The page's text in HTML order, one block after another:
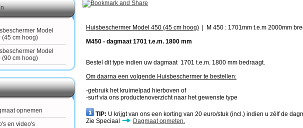
Model
(45 cm hoog)
Model
(90 cm hoog)
opnemen
en video's
Huisbeschermer Model 450 (45 cm hoog)
M 450 : 1701mm t.e.m 2000mm
M450 - dagmaat 1701 t.e.m. 1800 mm
Bestel dit type indien uw dagmaat 1701 t.e.m. 1800 mm bedraagt.
Om daarna een volgende Huisbeschermer te bestellen:
-gebruik het kruimelpad hierboven of
-surf via ons productenoverzicht naar het gewenste type
TIP: U krijgt van ons een korting van 20 euro/stuk (incl.) indien u zélf de
Zie Speciaal
Dagmaat opmeten.